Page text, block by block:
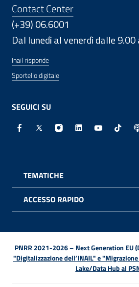
Contact Center
(+39) 06.6001
Dal lunedì al venerdì dalle
Inail risponde
Sportello digitale
SEGUICI SU
Facebook - Sito esterno -
X - Sito esterno -
Instagram - Sito
Linkedin - Sito
Youtube -
TEMATICHE
ACCESSO RAPIDO
PNRR 2021-2026 – Next Generation EU
"Digitalizzazione dell’INAIL" e
Lake/Data Hub al